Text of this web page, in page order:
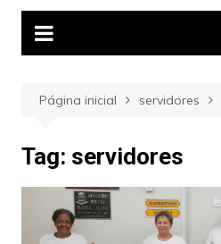
Página inicial servidores
Tag: servidores